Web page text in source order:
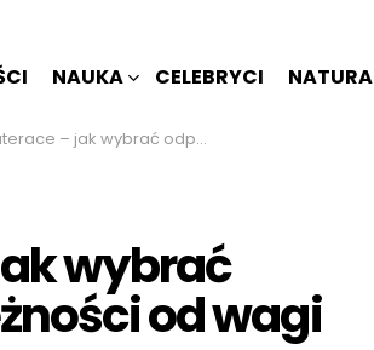
NAUKA CELEBRYCI NATURA
odpowiednie w zależności od wagi użytkownika?
wybrać
od wagi